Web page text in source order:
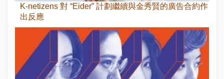
K-netizens 對 “Eider” 計劃繼續與金秀賢的廣告合約作
出反應